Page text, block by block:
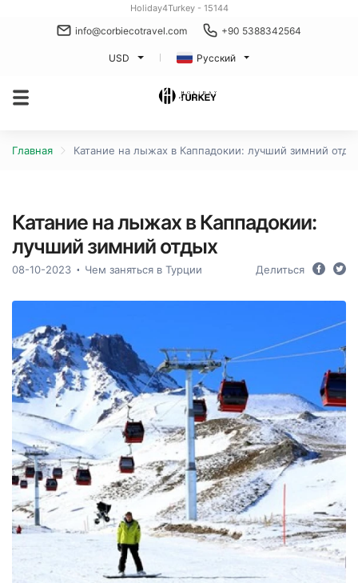
Holiday4Turkey - 15144
info@corbiecotravel.com +90 5388342564
USD Русский
Главная Катание на лыжах в Каппадокии: лучший зимний
Катание на лыжах в Каппадокии:
лучший зимний отдых
08-10-2023 Чем заняться в Турции Делиться